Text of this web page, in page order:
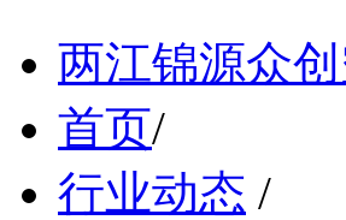
两江锦源众
首页/
行业动态 /